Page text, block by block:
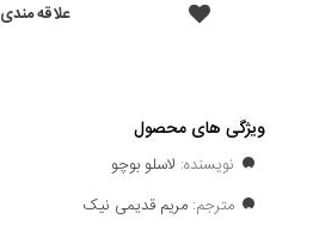
علاقه مندی
ویژگی های محصول
نویسنده: لاسلو بوچو
مترجم: مریم قدیمی نیک